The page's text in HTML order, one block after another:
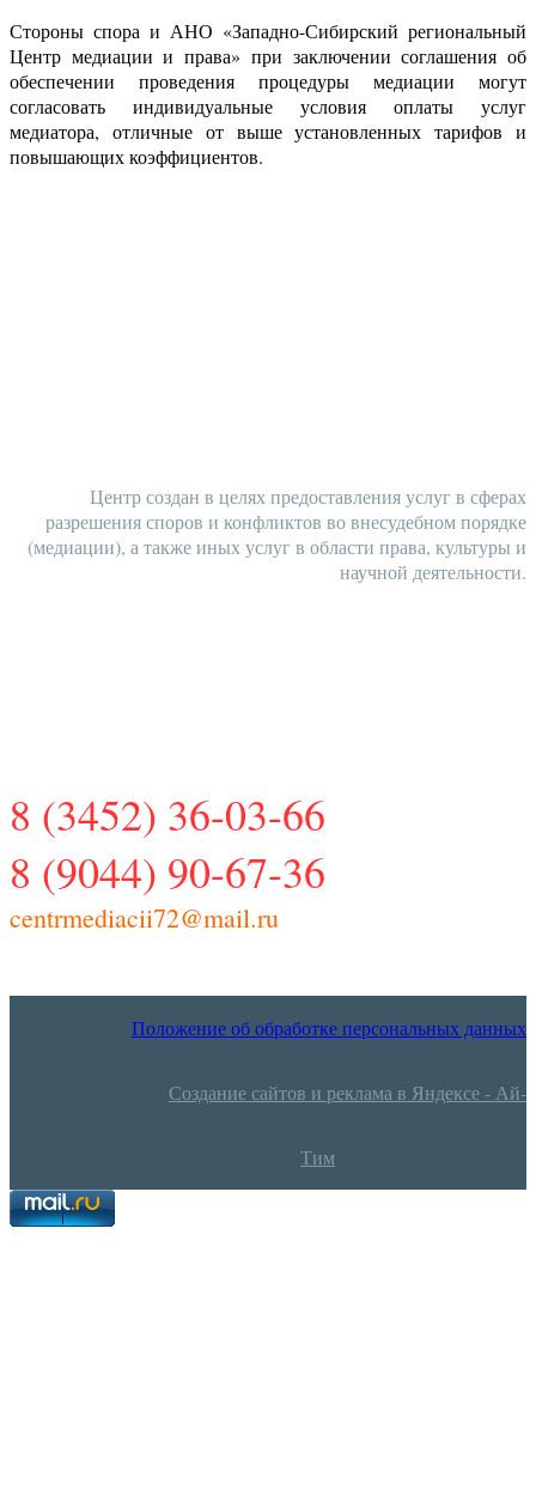
Стороны спора и АНО «Западно-Сибирский региональный
Центр медиации и права» при заключении соглашения об
обеспечении проведения процедуры медиации могут
согласовать индивидуальные условия оплаты услуг
медиатора, отличные от выше установленных тарифов и
повышающих коэффициентов.
Центр создан в целях предоставления услуг в сферах
разрешения споров и конфликтов во внесудебном порядке
(медиации), а также иных услуг в области права, культуры и
научной деятельности.
8 (3452) 36-03-66
8 (9044) 90-67-36
centrmediacii72@mail.ru
Положение об обработке персональных данных
Создание сайтов и реклама в Яндексе - Ай-
Тим